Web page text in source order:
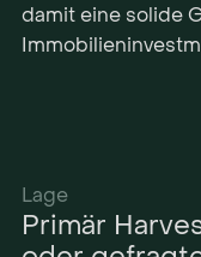
damit eine solide
Lage
Primär